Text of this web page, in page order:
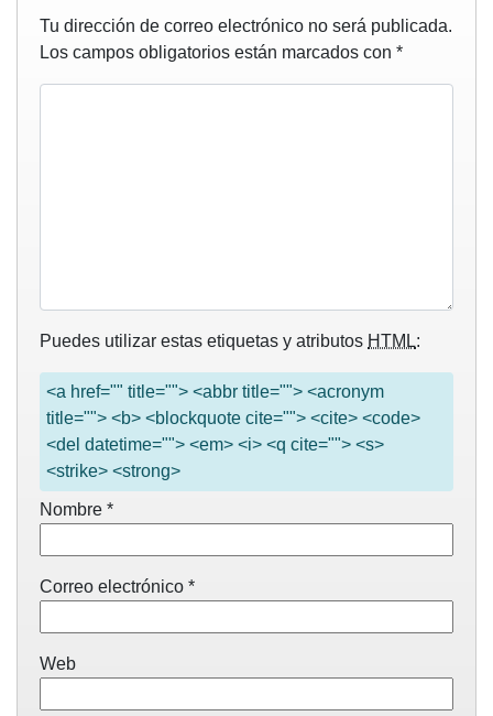
Tu dirección de correo electrónico no será publicada.
Los campos obligatorios están marcados con *
Puedes utilizar estas etiquetas y atributos HTML:
<a href="" title=""> <abbr title=""> <acronym
title=""> <b> <blockquote cite=""> <cite> <code>
<del datetime=""> <em> <i> <q cite=""> <s>
<strike> <strong>
Nombre *
Correo electrónico *
Web